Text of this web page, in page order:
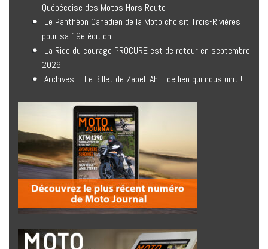
Québécoise des Motos Hors Route
Le Panthéon Canadien de la Moto choisit Trois-Rivières
pour sa 19e édition
La Ride du courage PROCURE est de retour en septembre
2026!
Archives – Le Billet de Zabel. Ah… ce lien qui nous unit !